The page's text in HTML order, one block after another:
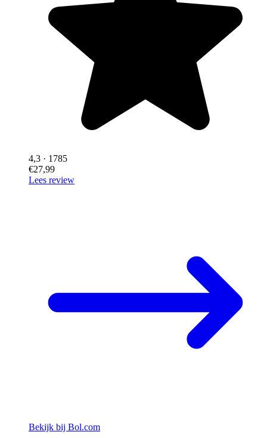
4,3 · 1785
€27,99
Lees review
Bekijk bij Bol.com